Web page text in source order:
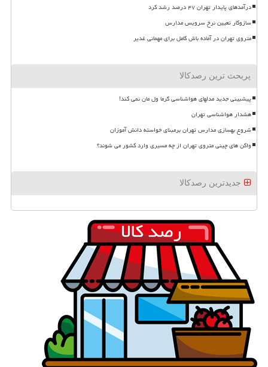
درآمدهای پایدار تهران ۴۷ درصد رشد کرد
سازوکار تعیین نرخ سرویس مدارس
متروی تهران در آماده باش کامل برای مهمانی غدیر
پربحث ترین رصدکالا
پیشبینی جدید مدلهای هواشناسی گرما ول مان نمی کند!
هشدار هواشناسی تهران
شروع بهسازی مدارس تهران برمبنای خواسته دانش آموزان
واگن های چینی متروی تهران از چه مسیری وارد کشور می شوند؟
جدیدترین رصدکالا